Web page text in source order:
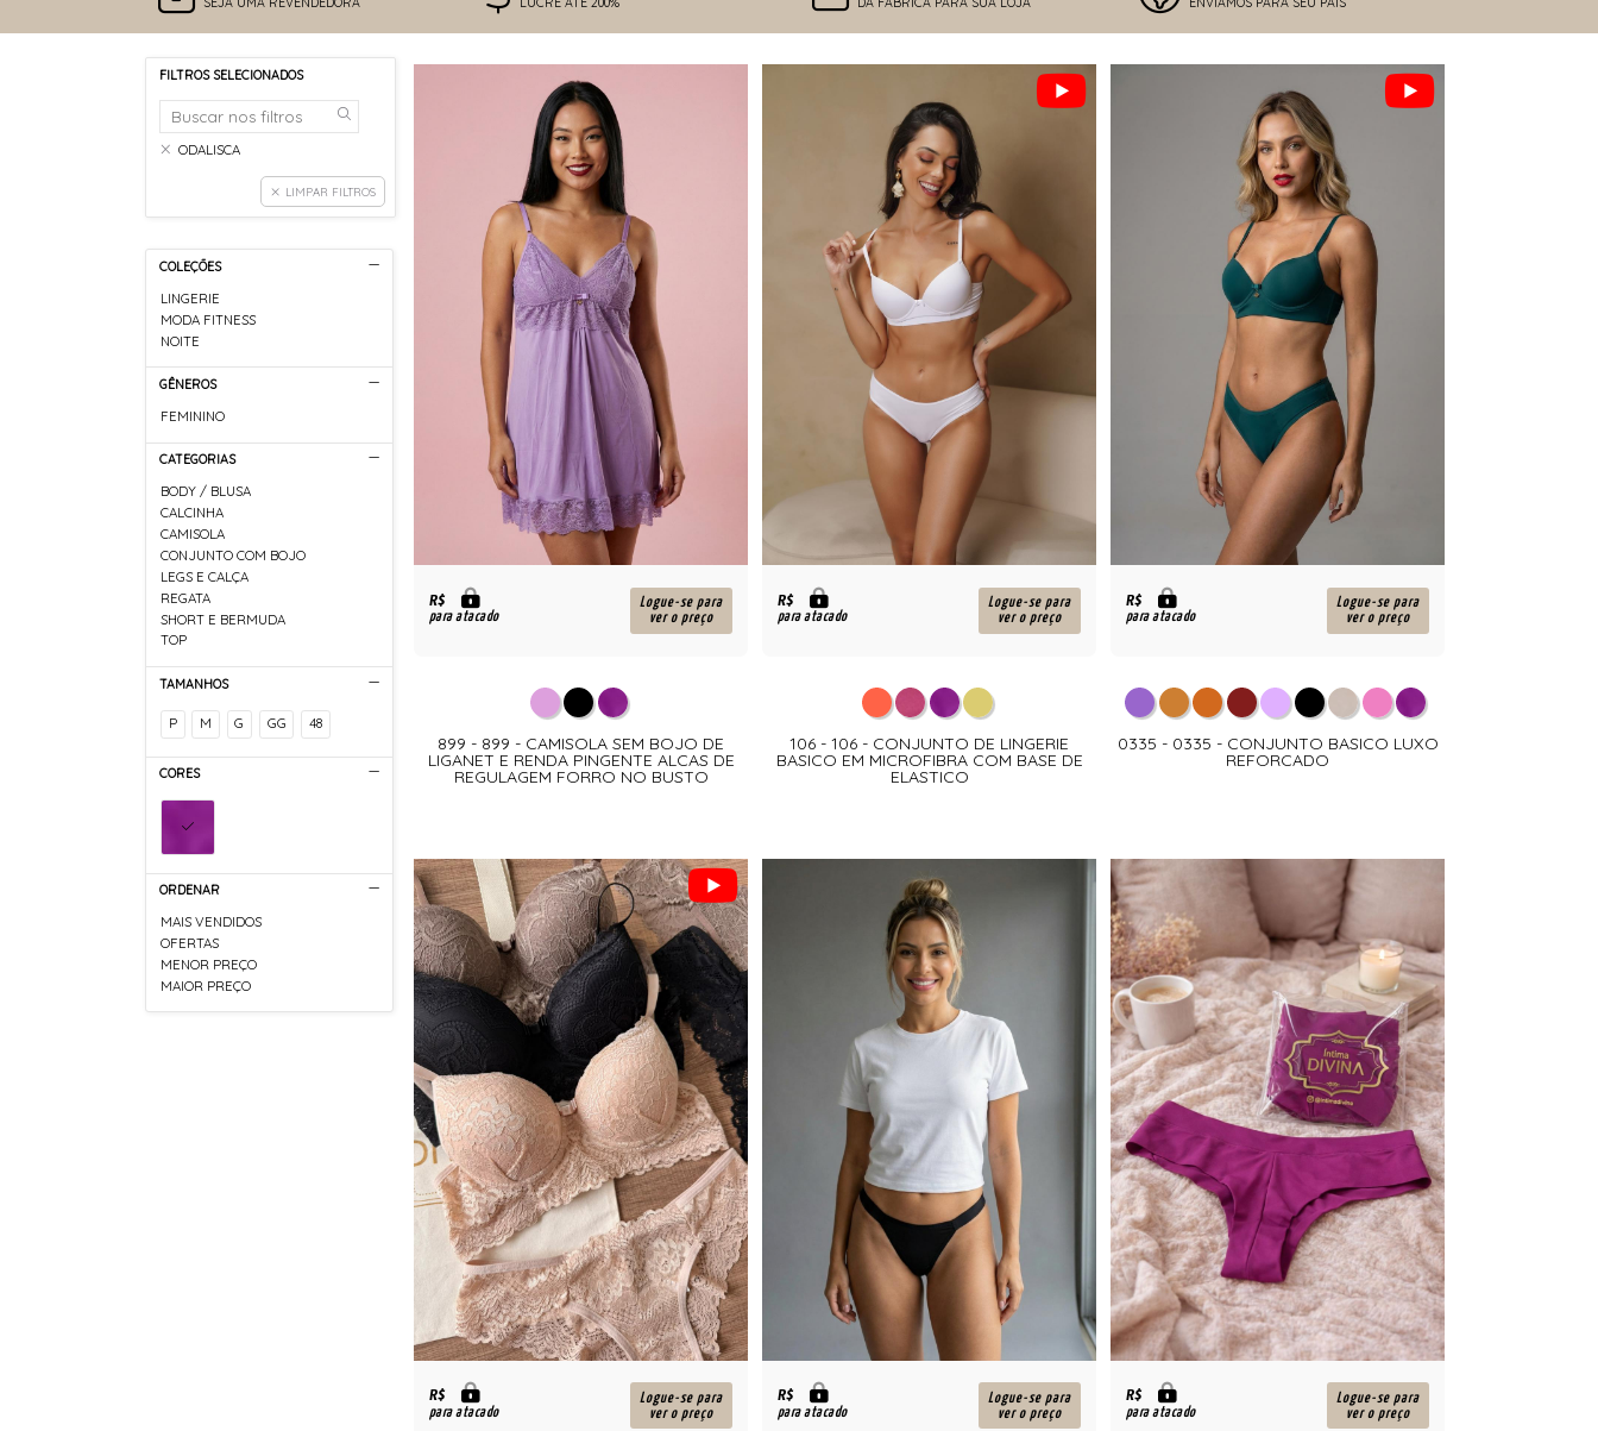
FILTROS SELECIONADOS
ODALISCA
LIMPAR FILTROS
COLEÇÕES
LINGERIE
MODA FITNESS
NOITE
GÊNEROS
FEMININO
CATEGORIAS
BODY / BLUSA
CALCINHA
CAMISOLA
CONJUNTO COM BOJO
LEGS E CALÇA
REGATA
SHORT E BERMUDA
TOP
TAMANHOS
P M G GG 48
CORES
ORDENAR
MAIS VENDIDOS
OFERTAS
MENOR PREÇO
MAIOR PREÇO
R$
para atacado
Logue-se para
ver o preço
899 - 899 - CAMISOLA SEM BOJO DE
LIGANET E RENDA PINGENTE ALCAS DE
REGULAGEM FORRO NO BUSTO
R$
para atacado
Logue-se para
ver o preço
106 - 106 - CONJUNTO DE LINGERIE
BASICO EM MICROFIBRA COM BASE DE
ELASTICO
R$
para atacado
Logue-se para
ver o preço
0335 - 0335 - CONJUNTO BASICO LUXO
REFORCADO
R$
para atacado
Logue-se para
ver o preço
R$
para atacado
Logue-se para
ver o preço
R$
para atacado
Logue-se para
ver o preço